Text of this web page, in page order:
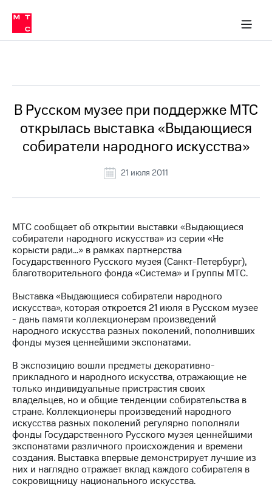
Медиа-центр
и акционерам
Устойчивое развитие
Комплаенс и деловая этика
компании
Карьера
История
компании
Руководство
информация
Контакты
Медиа-центр
Пресс-
релизы
МТС
о технологиях
Достижения
Интервью
Финансовая
отчетность
Контакты
Новости
в
регионе
и акционерам
Корпоративное
в МТС
Пресс-
релизы
МТС
о технологиях
В Русском музее при поддержке МТС
открылась выставка «Выдающиеся
собиратели народного искусства»
21 июля 2011
МТС сообщает об открытии выставки «Выдающиеся
собиратели народного искусства» из серии «Не
корысти ради…» в рамках партнерства
Государственного Русского музея (Санкт-Петербург),
благотворительного фонда «Система» и Группы МТС.
Выставка «Выдающиеся собиратели народного
искусства», которая откроется 21 июля в Русском музее
- дань памяти коллекционерам произведений
народного искусства разных поколений, пополнивших
фонды музея ценнейшими экспонатами.
В экспозицию вошли предметы декоративно-
прикладного и народного искусства, отражающие не
только индивидуальные пристрастия своих
владельцев, но и общие тенденции собирательства в
стране. Коллекционеры произведений народного
искусства разных поколений регулярно пополняли
фонды Государственного Русского музея ценнейшими
экспонатами различного происхождения и времени
создания. Выставка впервые демонстрирует лучшие из
них и наглядно отражает вклад каждого собирателя в
сокровищницу национального искусства.